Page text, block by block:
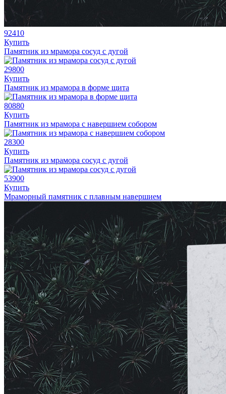
92410
Купить
Памятник из мрамора сосуд с дугой
29800
Купить
Памятник из мрамора в форме щита
80880
Купить
Памятник из мрамора с навершием собором
28300
Купить
Памятник из мрамора сосуд с дугой
53900
Купить
Мраморный памятник с плавным навершием